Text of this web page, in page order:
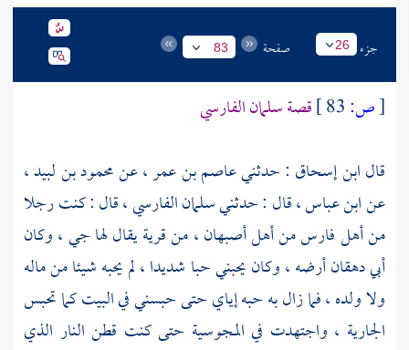
جزء 26 صفحة 83
[ص: قصةسلمان الفارسي
قالابن إسحاق : حدثنيعاصم بن عمر ،عنمحمود بن لبيد ،
عنابن عباس ،قال : حدثنيسلمان الفارسي ،قال : كنت رجلا
منأهل فارسمنأهل أصبهان ،من قرية يقال لهاجي ،وكان
أبي دهقانأرضه ، وكان يحبني حبا شديدا ، لم يحبه شيئا من ماله
ولا ولده ، فما زال به حبه إياي حتى حبسني في البيت كما تحبس
الجارية ، واجتهدت في المجوسية حتى كنت قطن النار الذي